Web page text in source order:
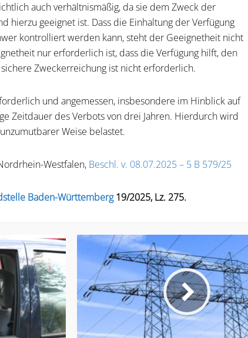
auch verhältnismäßig, da sie dem Zweck der
hierzu geeignet ist. Dass die Einhaltung der Verfügung
kontrolliert werden kann, steht der Geeignetheit nicht
nur erforderlich ist, dass die Verfügung hilft, den
Zweckerreichung ist nicht erforderlich.
und angemessen, insbesondere im Hinblick auf
Zeitdauer des Verbots von drei Jahren. Hierdurch wird
Weise belastet.
Westfalen, Beschl. v. 08.07.2025 – 5 B 579/25
Baden-Württemberg19/2025, Lz. 275.